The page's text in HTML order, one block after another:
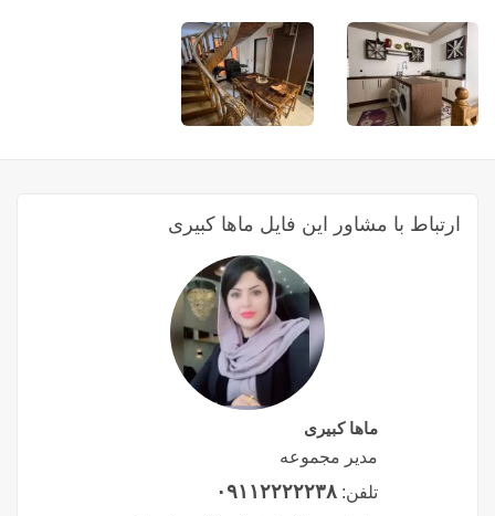
ارتباط با مشاور این فایل ماها کبیری
ماها کبیری
مدیر مجموعه
تلفن: ۰۹۱۱۲۲۲۲۲۳۸